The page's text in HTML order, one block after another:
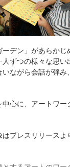
デン」があらか
ずつの様々な思
ながら会話が弾
心に、アートワ
プレスリリースよ